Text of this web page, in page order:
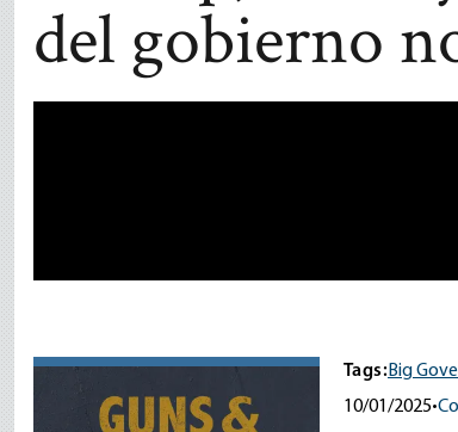
del gobierno
Tags:Big
10/01/2025•